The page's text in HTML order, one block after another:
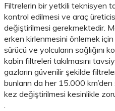
Filtrelerin bir yetkili teknisyen
kontrol edilmesi ve araç
değiştirilmesi gerekmektedir.
erken kirlenmesini önlemek
sürücü ve yolcuların sağlığını
kabin filtreleri takılmasını
gazların güvenilir şekilde
bunların da her 15.000
kez değiştirilmesi kesinlikle
.